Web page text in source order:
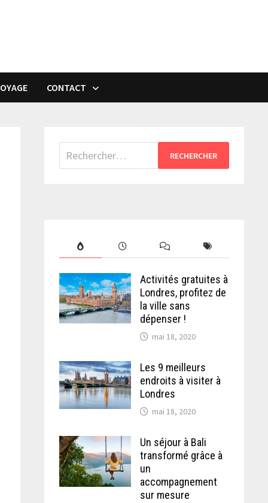
CONTACT
Rechercher :
Activités gratuites à
Londres, profitez de
la ville sans
dépenser !
mai 18, 2020
Les 9 meilleurs
endroits à visiter à
Londres
mai 18, 2020
Un séjour à Bali
transformé grâce à
un
accompagnement
sur mesure